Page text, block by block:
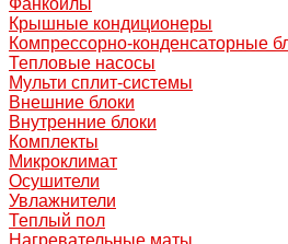
Фанкойлы
Крышные кондиционеры
Компрессорно-конденсаторные
Тепловые насосы
Мульти сплит-системы
Внешние блоки
Внутренние блоки
Комплекты
Микроклимат
Осушители
Увлажнители
Теплый пол
Нагревательные маты